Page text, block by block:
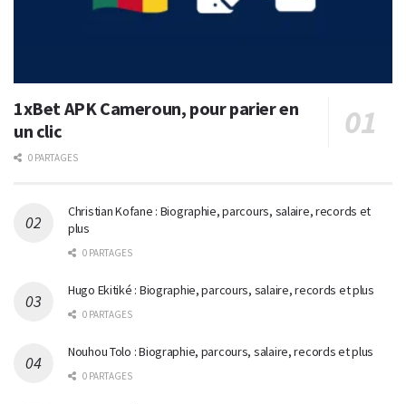
1xBet APK Cameroun, pour parier en
un clic
0 PARTAGES
Christian Kofane : Biographie, parcours, salaire, records et
plus
0 PARTAGES
Hugo Ekitiké : Biographie, parcours, salaire, records et plus
0 PARTAGES
Nouhou Tolo : Biographie, parcours, salaire, records et plus
0 PARTAGES